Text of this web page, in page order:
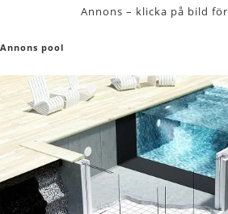
Annons – klicka på bild
Annons pool